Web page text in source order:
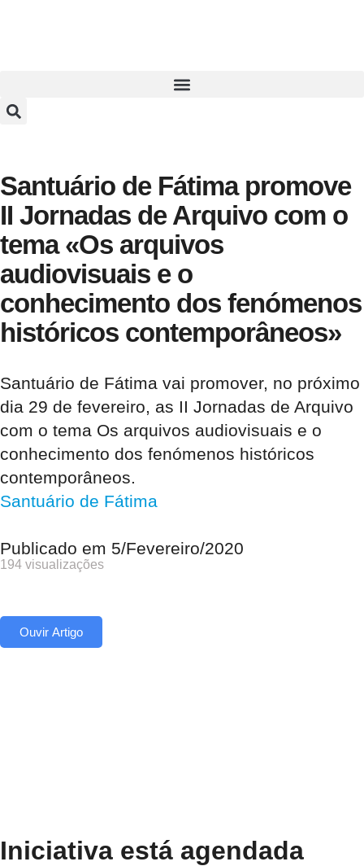
Santuário de Fátima promove
II Jornadas de Arquivo com o
tema «Os arquivos
audiovisuais e o
conhecimento dos fenómenos
históricos contemporâneos»
Santuário de Fátima vai promover, no próximo
dia 29 de fevereiro, as II Jornadas de Arquivo
com o tema Os arquivos audiovisuais e o
conhecimento dos fenómenos históricos
contemporâneos.
Santuário de Fátima
Publicado em 5/Fevereiro/2020
194 visualizações
Ouvir Artigo
Iniciativa está agendada